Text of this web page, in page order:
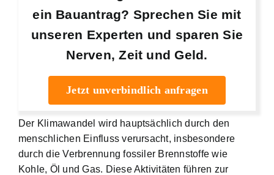
ein Bauantrag? Sprechen Sie mit
unseren Experten und sparen Sie
Nerven, Zeit und Geld.
Jetzt unverbindlich anfragen
Der Klimawandel wird hauptsächlich durch den
menschlichen Einfluss verursacht, insbesondere
durch die Verbrennung fossiler Brennstoffe wie
Kohle, Öl und Gas. Diese Aktivitäten führen zur